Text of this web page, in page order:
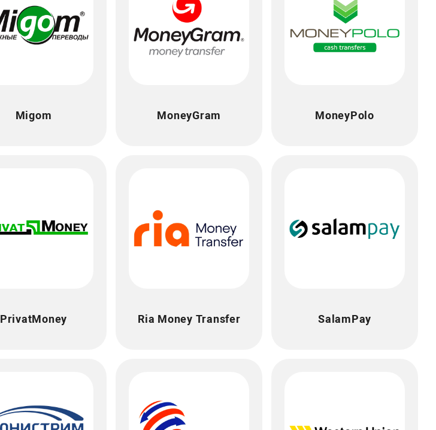
Migom MoneyGram MoneyPolo
PrivatMoney Ria Money Transfer SalamPay